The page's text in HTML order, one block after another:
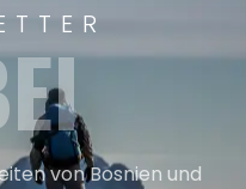
von Bosnien und